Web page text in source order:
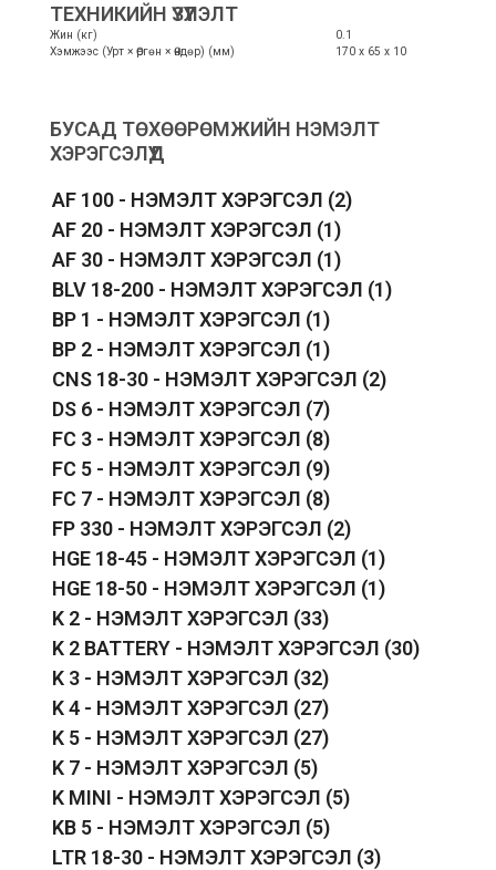
хошууны
алчуурын
ТЕХНИКИЙН ҮЗҮҮЛЭЛТ
Жин (кг)
0.1
Хэмжээс (Урт × Өргөн × Өндөр) (мм)
170 x 65 x 10
БУСАД ТӨХӨӨРӨМЖИЙН НЭМЭЛТ
ХЭРЭГСЭЛҮҮД
AF 100 - НЭМЭЛТ ХЭРЭГСЭЛ (2)
AF 20 - НЭМЭЛТ ХЭРЭГСЭЛ (1)
AF 30 - НЭМЭЛТ ХЭРЭГСЭЛ (1)
BLV 18-200 - НЭМЭЛТ ХЭРЭГСЭЛ (1)
BP 1 - НЭМЭЛТ ХЭРЭГСЭЛ (1)
BP 2 - НЭМЭЛТ ХЭРЭГСЭЛ (1)
CNS 18-30 - НЭМЭЛТ ХЭРЭГСЭЛ (2)
DS 6 - НЭМЭЛТ ХЭРЭГСЭЛ (7)
FC 3 - НЭМЭЛТ ХЭРЭГСЭЛ (8)
FC 5 - НЭМЭЛТ ХЭРЭГСЭЛ (9)
FC 7 - НЭМЭЛТ ХЭРЭГСЭЛ (8)
FP 330 - НЭМЭЛТ ХЭРЭГСЭЛ (2)
HGE 18-45 - НЭМЭЛТ ХЭРЭГСЭЛ (1)
HGE 18-50 - НЭМЭЛТ ХЭРЭГСЭЛ (1)
K 2 - НЭМЭЛТ ХЭРЭГСЭЛ (33)
K 2 BATTERY - НЭМЭЛТ ХЭРЭГСЭЛ (30)
K 3 - НЭМЭЛТ ХЭРЭГСЭЛ (32)
K 4 - НЭМЭЛТ ХЭРЭГСЭЛ (27)
K 5 - НЭМЭЛТ ХЭРЭГСЭЛ (27)
K 7 - НЭМЭЛТ ХЭРЭГСЭЛ (5)
K MINI - НЭМЭЛТ ХЭРЭГСЭЛ (5)
KB 5 - НЭМЭЛТ ХЭРЭГСЭЛ (5)
LTR 18-30 - НЭМЭЛТ ХЭРЭГСЭЛ (3)